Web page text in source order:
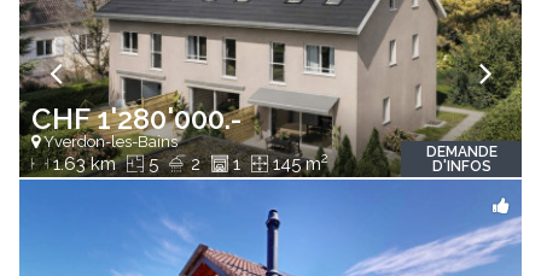
CHF 1'280'000.-
Yverdon-les-Bains
1.63 km 5 2 1 145 m2
DEMANDE
D'INFOS